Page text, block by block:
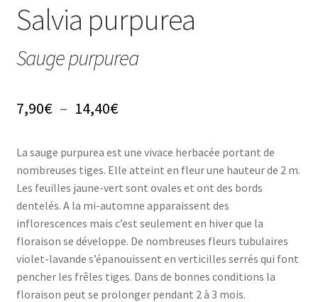
L’emballage
Avis GOOGLE
Salvia purpurea
Sauge purpurea
7,90€ – 14,40€Plage
prix :
7,90€
à
14,40€
La sauge purpurea est une vivace herbacée portant de
nombreuses tiges. Elle atteint en fleur une hauteur de 2 m.
Les feuilles jaune-vert sont ovales et ont des bords
dentelés. A la mi-automne apparaissent des
inflorescences mais c’est seulement en hiver que la
floraison se développe. De nombreuses fleurs tubulaires
violet-lavande s’épanouissent en verticilles serrés qui font
pencher les frêles tiges. Dans de bonnes conditions la
floraison peut se prolonger pendant 2 à 3 mois.